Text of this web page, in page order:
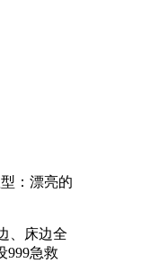
：漂亮的
、床边全
999急救